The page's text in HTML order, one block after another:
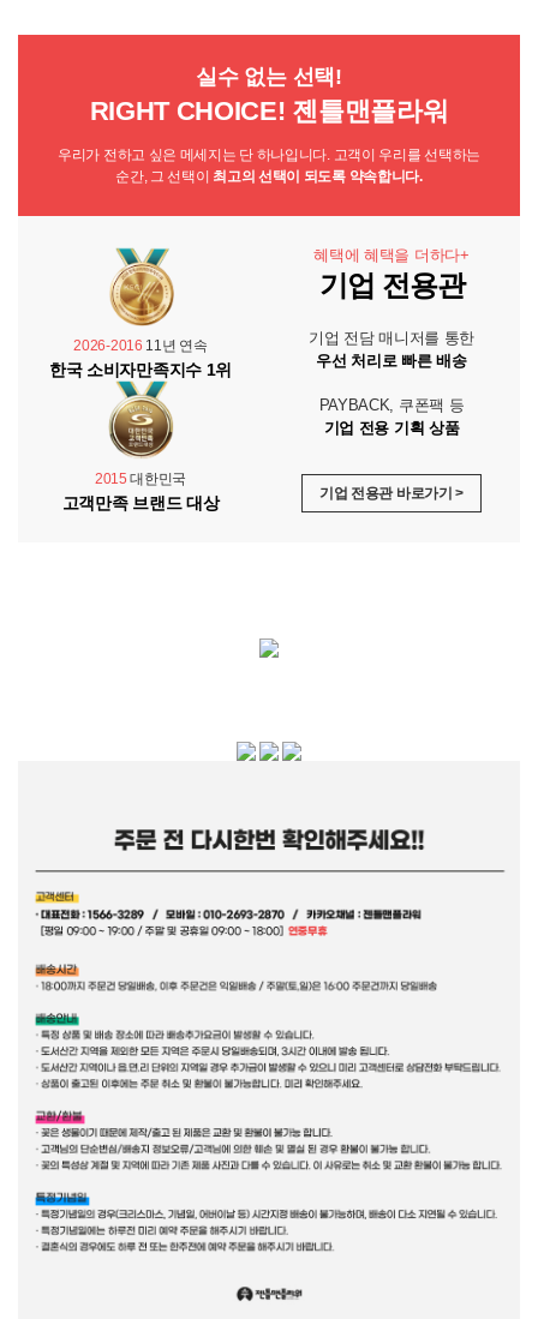
실수 없는 선택!
RIGHT CHOICE! 젠틀맨플라워
우리가 전하고 싶은 메세지는 단 하나입니다. 고객이 우리를 선택하는
순간, 그 선택이 최고의 선택이 되도록 약속합니다.
2026-2016 11년 연속
한국 소비자만족지수 1위
2015 대한민국
고객만족 브랜드 대상
혜택에 혜택을 더하다+
기업 전용관
기업 전담 매니저를 통한
우선 처리로 빠른 배송
PAYBACK, 쿠폰팩 등
기업 전용 기획 상품
기업 전용관 바로가기 >